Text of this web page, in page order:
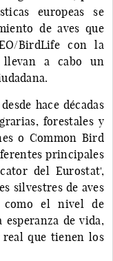
europeas se
de aves que
BirdLife con la
llevan a cabo un
hace décadas
forestales y
o Common Bird
principales
del Eurostat',
silvestres de aves
el nivel de
de vida,
que tienen los